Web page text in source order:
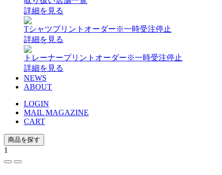
詳細を見る
Tシャツプリントオーダー※一時受注停止
詳細を見る
トレーナープリントオーダー※一時受注停止
詳細を見る
NEWS
ABOUT
LOGIN
MAIL MAGAZINE
CART
商品を探す
1